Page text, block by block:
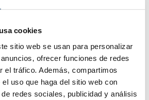
cookies
sitio web se usan para personalizar
ofrecer funciones de redes
el tráfico. Además, compartimos
uso que haga del sitio web con
redes sociales, publicidad y análisis
fertili?